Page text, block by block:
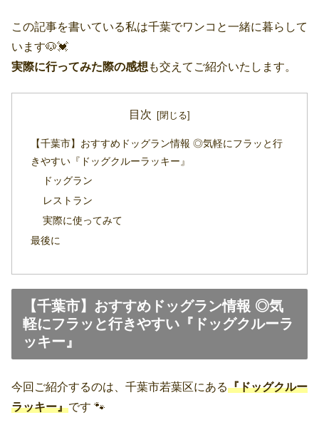
この記事を書いている私は千葉でワンコと一緒に暮らして
います🐶💓
実際に行ってみた際の感想 も交えてご紹介いたします。
目次
【千葉市】おすすめドッグラン情報 ◎気軽にフラッと行
きやすい『ドッグクルーラッキー』
ドッグラン
レストラン
実際に使ってみて
最後に
【千葉市】おすすめドッグラン情報 ◎気
軽にフラッと行きやすい『ドッグクルーラ
ッキー』
今回ご紹介するのは、千葉市若葉区にある『ドッグクルー
ラッキー』です 🐾